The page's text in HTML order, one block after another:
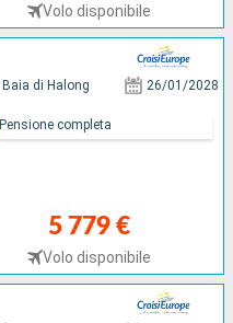
Volo disponibile
Baia di Halong 26/01/2028
5 779 €
Volo disponibile
Pensione completa